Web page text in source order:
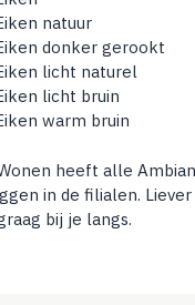
natuur
donker gerookt
licht naturel
licht bruin
warm bruin
heeft alle
in de filialen.
bij je langs.